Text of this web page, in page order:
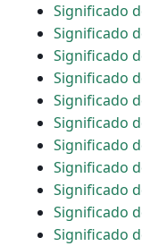
Significado
Significado
Significado
Significado
Significado
Significado
Significado
Significado
Significado
Significado
Significado